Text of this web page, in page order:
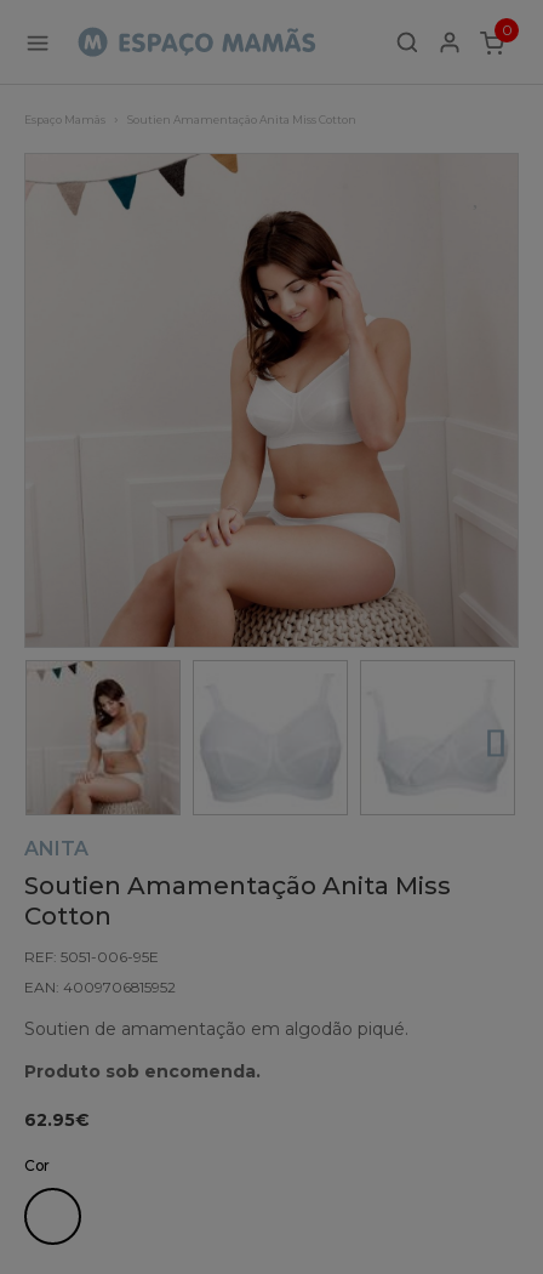
0
ITEMS
Espaço Mamãs Soutien Amamentação Anita Miss Cotton
ANITA
Soutien Amamentação Anita Miss
Cotton
REF: 5051-006-95E
EAN: 4009706815952
Soutien de amamentação em algodão piqué.
Produto sob encomenda.
62.95€
Cor